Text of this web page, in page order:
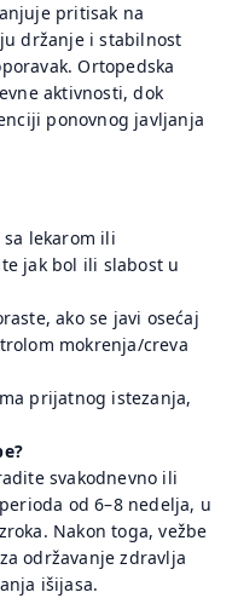
pritisak na
držanje i stabilnost
Ortopedska
aktivnosti, dok
ponovnog javljanja
sa lekarom ili
jak bol ili slabost u
ako se javi osećaj
mokrenja/creva
prijatnog istezanja,
svakodnevno ili
od 6–8 nedelja, u
Nakon toga, vežbe
održavanje zdravlja
išijasa.